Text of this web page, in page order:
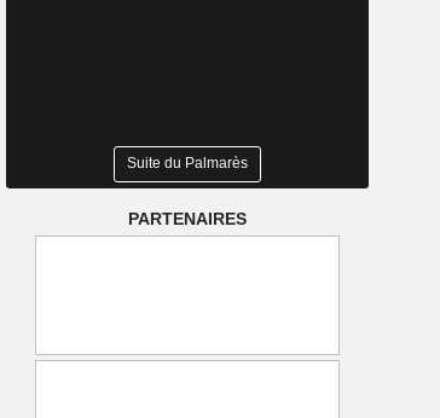
Suite du Palmarès
PARTENAIRES